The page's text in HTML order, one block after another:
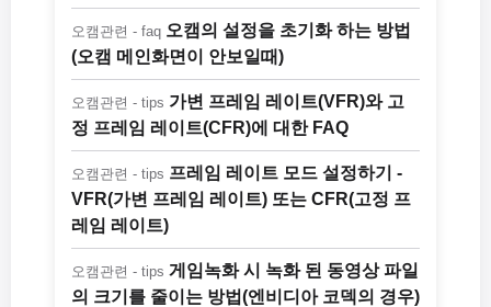
오캠관련 - faq 오캠의 설정을 초기화 하는 방법
(오캠 메인화면이 안보일때)
오캠관련 - tips 가변 프레임 레이트(VFR)와 고
정 프레임 레이트(CFR)에 대한 FAQ
오캠관련 - tips 프레임 레이트 모드 설정하기 -
VFR(가변 프레임 레이트) 또는 CFR(고정 프
레임 레이트)
오캠관련 - tips 게임녹화 시 녹화 된 동영상 파일
의 크기를 줄이는 방법(엔비디아 코덱의 경우)